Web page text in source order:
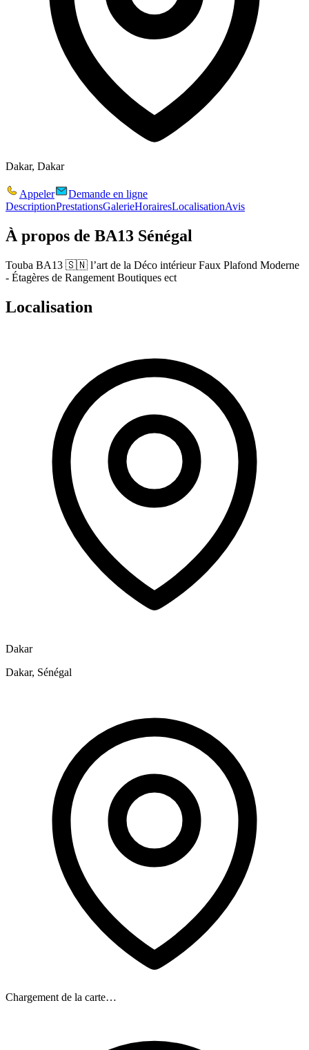
Dakar, Dakar
Appeler
Demande en ligne
DescriptionPrestationsGalerieHorairesLocalisationAvis
À propos de BA13 Sénégal
Touba BA13 🇸🇳 l’art de la Déco intérieur Faux Plafond Moderne
- Étagères de Rangement Boutiques ect
Localisation
Dakar
Dakar, Sénégal
Chargement de la carte…